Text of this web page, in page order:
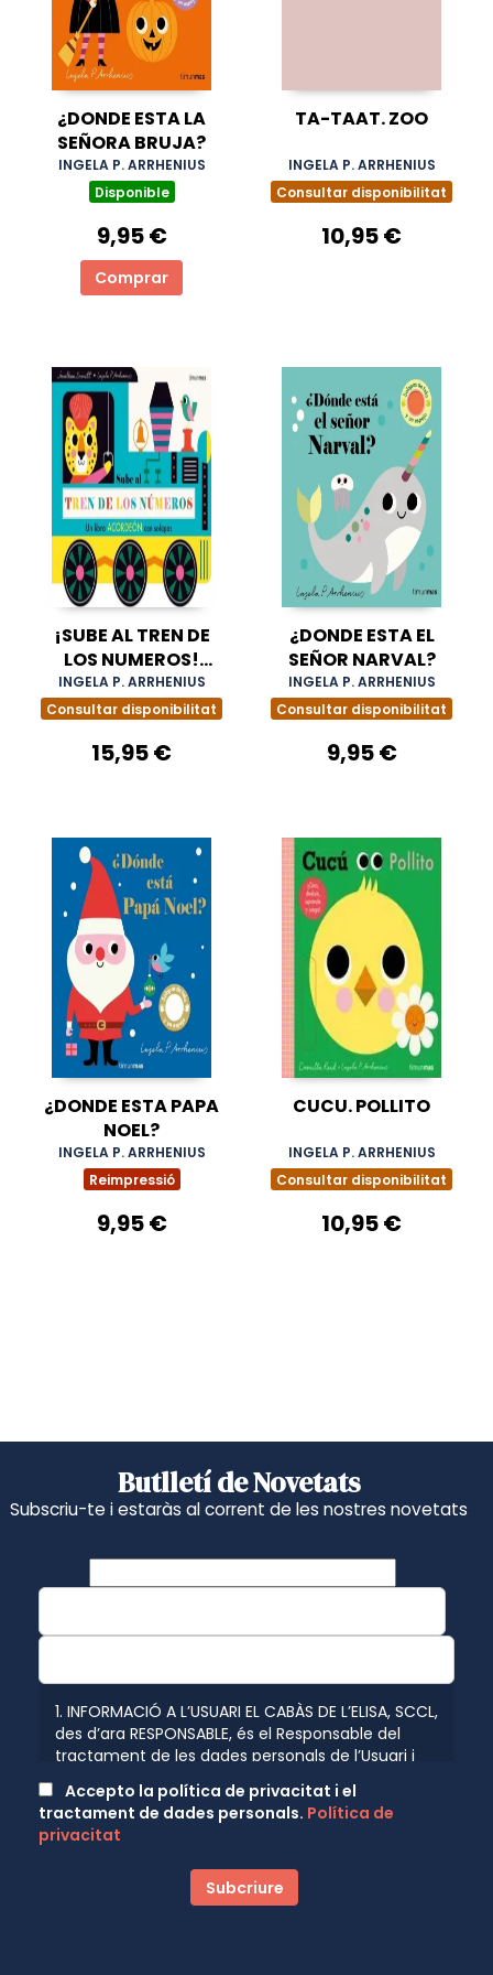
¿DONDE ESTA LA
SEÑORA BRUJA?
INGELA P. ARRHENIUS
Disponible
9,95 €
Comprar
TA-TAAT. ZOO
INGELA P. ARRHENIUS
Consultar disponibilitat
10,95 €
¡SUBE AL TREN DE
LOS NUMEROS!
LIBRO ACORDEON
CON R
INGELA P. ARRHENIUS
Consultar disponibilitat
15,95 €
¿DONDE ESTA EL
SEÑOR NARVAL?
INGELA P. ARRHENIUS
Consultar disponibilitat
9,95 €
¿DONDE ESTA PAPA
NOEL?
INGELA P. ARRHENIUS
Reimpressió
9,95 €
CUCU. POLLITO
INGELA P. ARRHENIUS
Consultar disponibilitat
10,95 €
Butlletí de Novetats
Subscriu-te i estaràs al corrent de les nostres novetats
1. INFORMACIÓ A L’USUARI EL CABÀS DE L’ELISA, SCCL,
des d’ara RESPONSABLE, és el Responsable del
tractament de les dades personals de l’Usuari i
conformitat amb el que disposen les normatives
vigents en protecció de dades personals, el
Reglament (UE) 2016/679 de 27 d’abril de 2016
(GDPR) relatiu a la protecció de les persones
físiques pel que fa al tractament de dades
personals i a la lliure circulació d’aquestes dades
Accepto la política de privacitat i el
tractament de dades personals. Política de
privacitat